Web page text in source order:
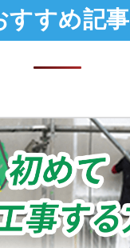
すすめ記事